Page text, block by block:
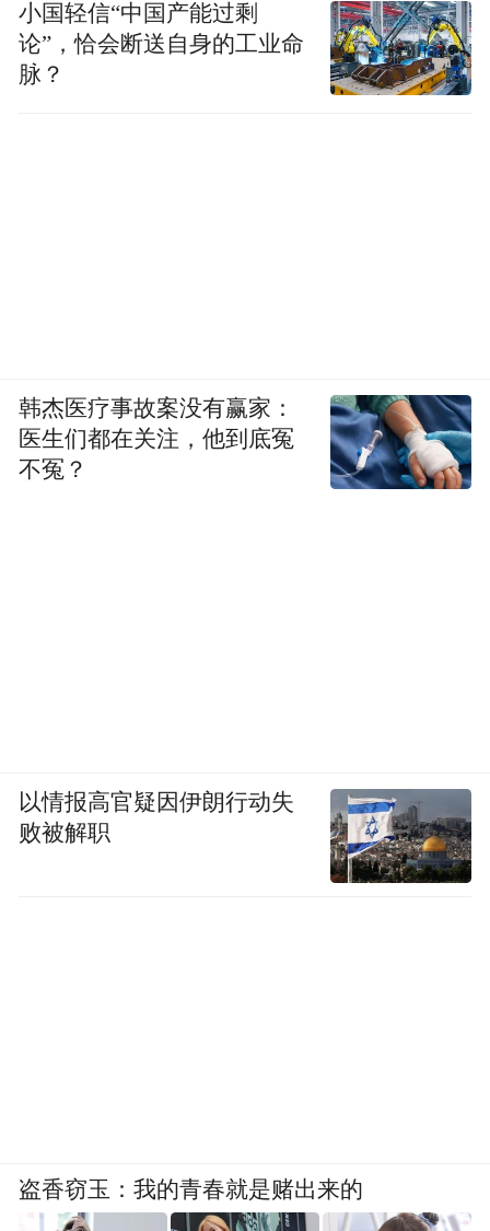
小国轻信“中国产能过剩
论”，恰会断送自身的工业命
脉？
韩杰医疗事故案没有赢家：
医生们都在关注，他到底冤
不冤？
以情报高官疑因伊朗行动失
败被解职
盗香窃玉：我的青春就是赌出来的